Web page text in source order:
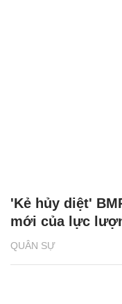
QUÂN SỰ
'Kẻ hủy diệt'
mới của lực